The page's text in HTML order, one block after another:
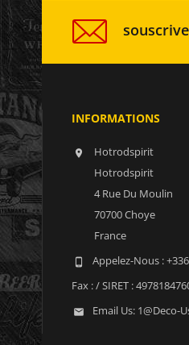
INFORMATIONS

Hotrodspirit
Hotrodspirit
4 Rue Du Moulin
70700 Choye
France
 Appelez-Nous :
Fax :/ SIRET :
 Email Us: 1@deco-